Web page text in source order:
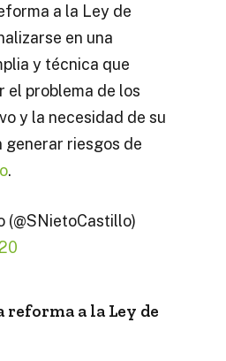
a la Ley de
en una
y técnica que
el problema de los
y la necesidad de su
generar riesgos de
.
reforma a la Ley de